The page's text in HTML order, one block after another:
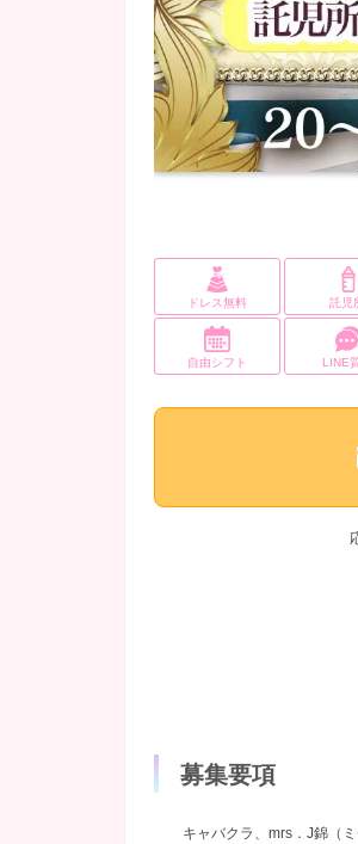
ドレス無料 託児
自由シフト LINE
募集要項
キャバクラ、mrs．J錦（